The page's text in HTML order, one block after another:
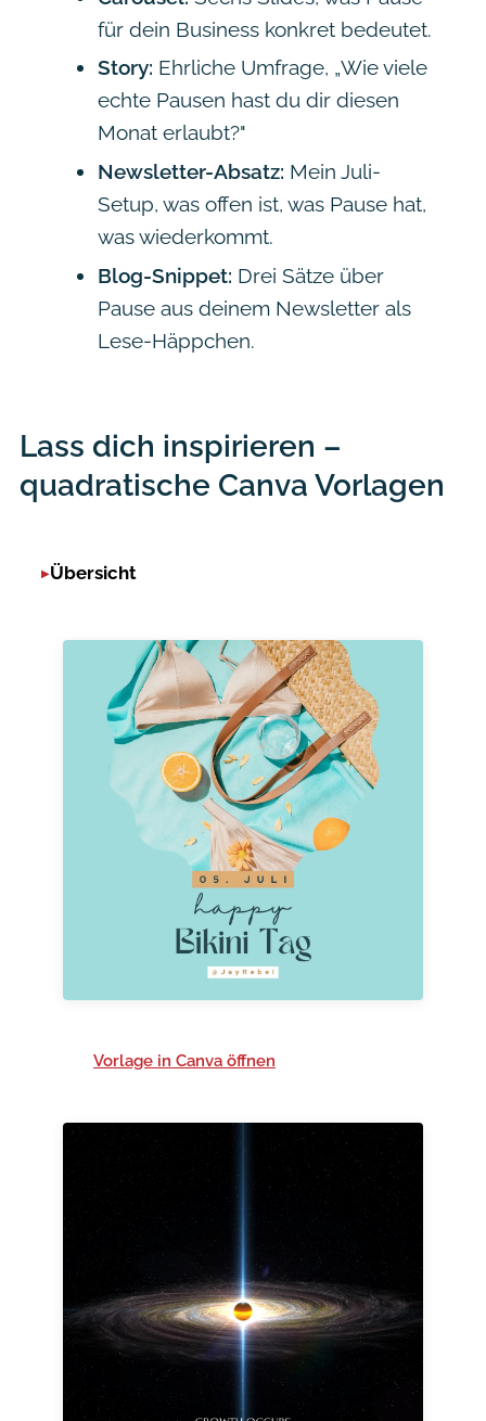
für dein Business konkret bedeutet.
Story: Ehrliche Umfrage, „Wie viele
echte Pausen hast du dir diesen
Monat erlaubt?"
Newsletter-Absatz: Mein Juli-
Setup, was offen ist, was Pause hat,
was wiederkommt.
Blog-Snippet: Drei Sätze über
Pause aus deinem Newsletter als
Lese-Häppchen.
Lass dich inspirieren –
quadratische Canva Vorlagen
Übersicht
Vorlage in Canva öffnen